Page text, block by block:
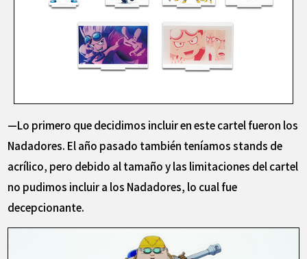
—Lo primero que decidimos incluir en este cartel fueron los
Nadadores. El año pasado también teníamos stands de
acrílico, pero debido al tamaño y las limitaciones del cartel
no pudimos incluir a los Nadadores, lo cual fue
decepcionante.